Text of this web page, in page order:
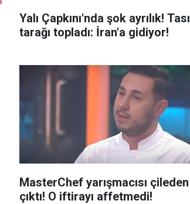
Yalı Çapkını'nda şok ayrılık! Tası
tarağı topladı: İran'a gidiyor!
MasterChef yarışmacısı çileden
çıktı! O iftirayı affetmedi!